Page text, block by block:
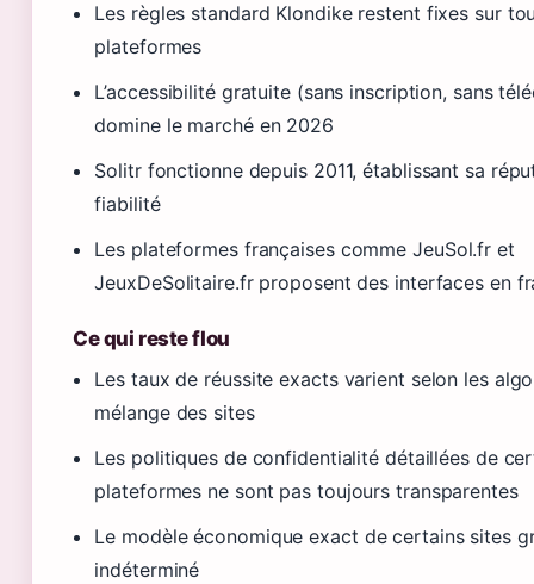
Les règles standard Klondike restent fixes sur
plateformes
L’accessibilité gratuite (sans inscription, sans
domine le marché en 2026
Solitr fonctionne depuis 2011, établissant sa
fiabilité
Les plateformes françaises comme JeuSol.fr et
JeuxDeSolitaire.fr proposent des interfaces en
Ce qui reste flou
Les taux de réussite exacts varient selon les
mélange des sites
Les politiques de confidentialité détaillées de
plateformes ne sont pas toujours transparentes
Le modèle économique exact de certains sites
indéterminé